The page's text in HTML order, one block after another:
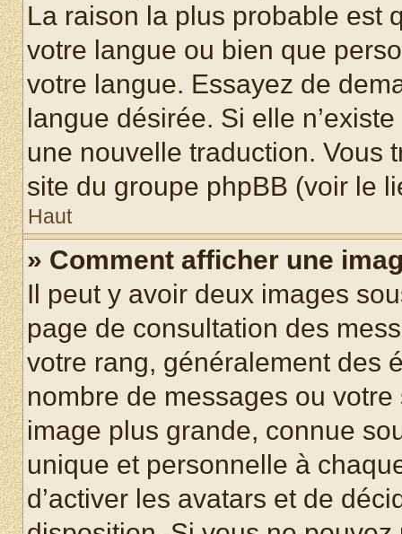
La raison la plus probable est
votre langue ou bien que
votre langue. Essayez de
langue désirée. Si elle
une nouvelle traduction. Vous
site du groupe phpBB (voir le
Haut
» Comment afficher une
Il peut y avoir deux images
page de consultation des
votre rang, généralement des
nombre de messages ou
image plus grande, connue
unique et personnelle à
d’activer les avatars et de